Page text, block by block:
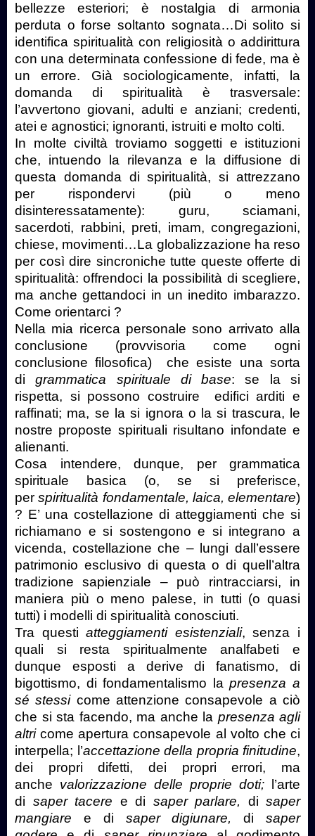
bellezze esteriori; è nostalgia di armonia
perduta o forse soltanto sognata…Di solito si
identifica spiritualità con religiosità o addirittura
con una determinata confessione di fede, ma è
un errore. Già sociologicamente, infatti, la
domanda di spiritualità è trasversale:
l’avvertono giovani, adulti e anziani; credenti,
atei e agnostici; ignoranti, istruiti e molto colti.
In molte civiltà troviamo soggetti e istituzioni
che, intuendo la rilevanza e la diffusione di
questa domanda di spiritualità, si attrezzano
per rispondervi (più o meno
disinteressatamente): guru, sciamani,
sacerdoti, rabbini, preti, imam, congregazioni,
chiese, movimenti…La globalizzazione ha reso
per così dire sincroniche tutte queste offerte di
spiritualità: offrendoci la possibilità di scegliere,
ma anche gettandoci in un inedito imbarazzo.
Come orientarci ?
Nella mia ricerca personale sono arrivato alla
conclusione (provvisoria come ogni
conclusione filosofica) che esiste una sorta
digrammatica spirituale di base: se la si
rispetta, si possono costruire edifici arditi e
raffinati; ma, se la si ignora o la si trascura, le
nostre proposte spirituali risultano infondate e
alienanti.
Cosa intendere, dunque, per grammatica
spirituale basica (o, se si preferisce,
perspiritualità fondamentale, laica, elementare)
? E’ una costellazione di atteggiamenti che si
richiamano e si sostengono e si integrano a
vicenda, costellazione che – lungi dall’essere
patrimonio esclusivo di questa o di quell’altra
tradizione sapienziale – può rintracciarsi, in
maniera più o meno palese, in tutti (o quasi
tutti) i modelli di spiritualità conosciuti.
Tra questiatteggiamenti esistenziali, senza i
quali si resta spiritualmente analfabeti e
dunque esposti a derive di fanatismo, di
bigottismo, di fondamentalismo lapresenza a
sé stessicome attenzione consapevole a ciò
che si sta facendo, ma anche la presenza agli
altricome apertura consapevole al volto che ci
interpella; l’accettazione della propria finitudine,
dei propri difetti, dei propri errori, ma
anche valorizzazione delle proprie doti;
l’arte
di saper tacere e di saper parlare, di saper
mangiare e di saper digiunare,disaper